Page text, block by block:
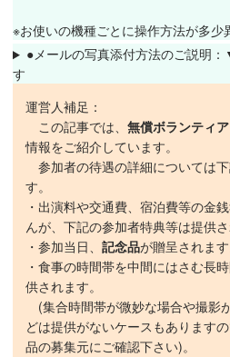
※お使いの機種ごとに操作方法が多少
●メールの写真添付方法のご説明
す
運営人補足：
この記事では、 無償ボランティア
情報をご紹介しています。
参加者の待遇の詳細については
す。
・出演料や交通費、宿泊費等の金
んが、下記の参加者特典等は提供さ
・参加当日、 記念品が贈呈されます
・食事の時間帯を中間にはさむ長
供されます。
(集合時間帯が微妙な場合や撮影
どは提供がないケースもあります
品の募集元にご確認下さい)。